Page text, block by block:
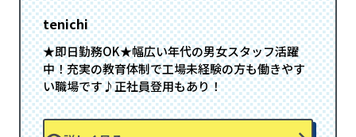
tenichi
★即日勤務OK★幅広い年代の男女スタッフ活躍
中！充実の教育体制で工場未経験の方も働きやす
い職場です♪正社員登用もあり！